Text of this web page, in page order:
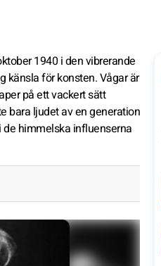
1940 i den vibrerande
känsla för konsten. Vågar är
på ett vackert sätt
bara ljudet av en generation
de himmelska influenserna